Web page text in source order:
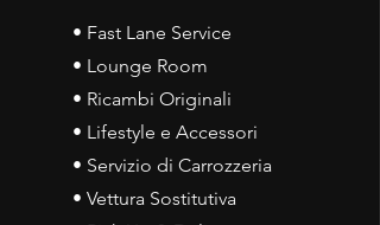
• Fast Lane Service
• Lounge Room
• Ricambi Originali
• Lifestyle e Accessori
• Servizio di Carrozzeria
• Vettura Sostitutiva